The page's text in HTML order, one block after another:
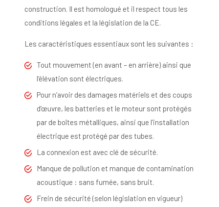
construction. Il est homologué et il respect tous les
conditions légales et la législation de la CE.
Les caractéristiques essentiaux sont les suivantes :
Tout mouvement (en avant – en arrière) ainsi que
l’élévation sont électriques.
Pour n’avoir des damages matériels et des coups
d’œuvre, les batteries et le moteur sont protégés
par de boîtes métalliques, ainsi que l’installation
électrique est protégé par des tubes.
La connexion est avec clé de sécurité.
Manque de pollution et manque de contamination
acoustique : sans fumée, sans bruit.
Frein de sécurité (selon législation en vigueur)